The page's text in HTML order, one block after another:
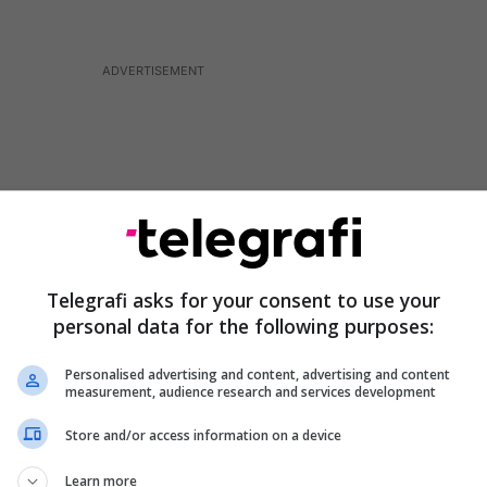
thotë se ka krahasuar rastet me normalizimin që
Telegrafi asks for your consent to use your
personal data for the following purposes:
Personalised advertising and content, advertising and content
measurement, audience research and services development
Store and/or access information on a device
Learn more